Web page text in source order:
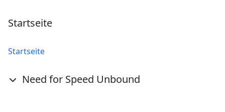
Startseite
Startseite
Need for Speed Unbound